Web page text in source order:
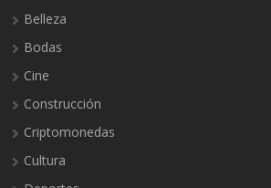
Belleza
Bodas
Cine
Construcción
Criptomonedas
Cultura